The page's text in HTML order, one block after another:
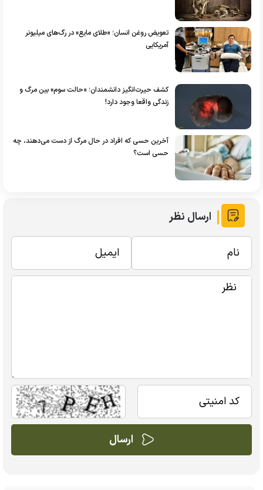
تعویض روغن انسان؛ «طلای مایع» در رگ‌های میلیونر
آمریکایی
کشف حیرت‌انگیز دانشمندان؛ «حالت سوم» بین مرگ و
زندگی واقعا وجود دارد!
آخرین حسی که افراد در حال مرگ از دست می‌دهند، چه
حسی است؟
ارسال نظر